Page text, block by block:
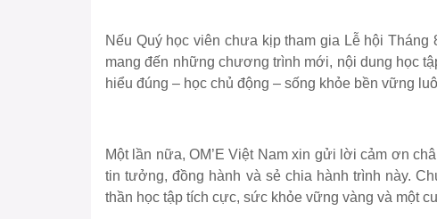
Nếu Quý học viên chưa kịp tham gia Lễ hội Tháng
mang đến những chương trình mới, nội dung học
hiểu đúng – học chủ động – sống khỏe bền vững
Một lần nữa, OM’E Việt Nam xin gửi lời cảm ơn
tin tưởng, đồng hành và sẻ chia hành trình này.
thần học tập tích cực, sức khỏe vững vàng và một